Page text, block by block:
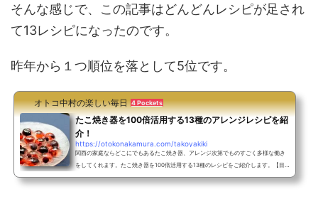
そんな感じで、この記事はどんどんレシピが足され
て13レシピになったのです。
昨年から１つ順位を落として5位です。
オトコ中村の楽しい毎日 4 Pockets
たこ焼き器を100倍活用する13種のアレンジレシピを紹
介！
https://otokonakamura.com/takoyakiki
関西の家庭ならどこにでもあるたこ焼き器、アレンジ次第でものすごく多様な働き
をしてくれます。たこ焼き器を100倍活用する13種のレシピをご紹介します。【目
次】１．たこ焼き器で焼売（シュウマイ）２．たこ焼き器でレアチーズケーキ３．